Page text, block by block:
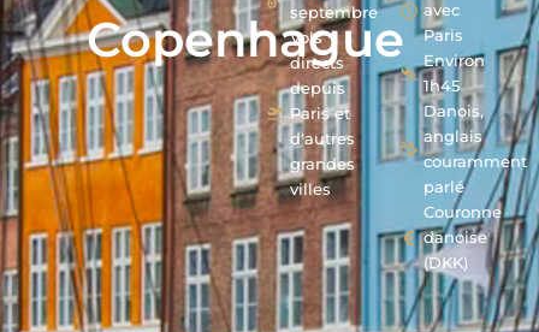
Copenhague
septembre
Vols
directs
depuis
Paris et
d'autres
grandes
villes
avec
Paris
Environ
1h45
Danois,
anglais
couramment
parlé
Couronne
danoise
(DKK)